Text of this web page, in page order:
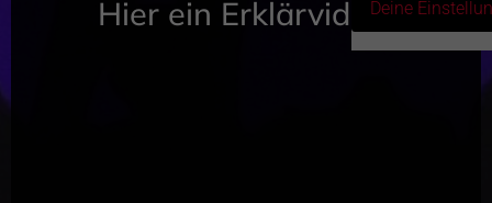
Hier ein Erklärvideo:Deine